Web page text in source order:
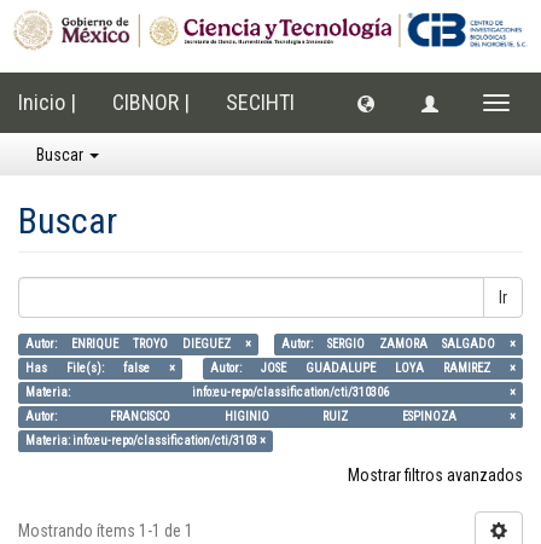
Inicio | CIBNOR | SECIHTI
Buscar
Buscar
Ir
Autor: ENRIQUE TROYO DIEGUEZ ×
Autor: SERGIO ZAMORA SALGADO ×
Has File(s): false ×
Autor: JOSE GUADALUPE LOYA RAMIREZ ×
Materia: info:eu-repo/classification/cti/310306 ×
Autor: FRANCISCO HIGINIO RUIZ ESPINOZA ×
Materia: info:eu-repo/classification/cti/3103 ×
Mostrar filtros avanzados
Mostrando ítems 1-1 de 1